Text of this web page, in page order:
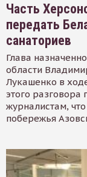
Часть
передать
санаториев
Глава
области
Лукашенко в
этого разговора
журналистам,
побережья